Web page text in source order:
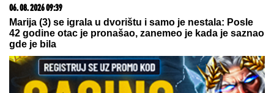
06. 08. 2026 07:08
Evo u kojim banjama važi vaučer od 10.000 dinara -
kompletan spisak destinacija u Srbiji